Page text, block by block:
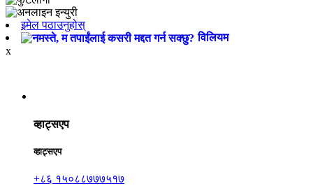
इमेल पठाउनुहोस्
विलियम
x
व्हाट्सएप
व्हाट्सएप
+८६ १५०८८७७७५१७